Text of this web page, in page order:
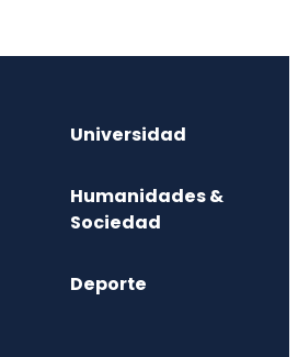
Universidad
Humanidades &
Sociedad
Deporte